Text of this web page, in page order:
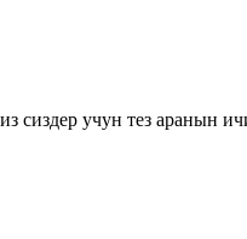
сиздер учун тез аранын